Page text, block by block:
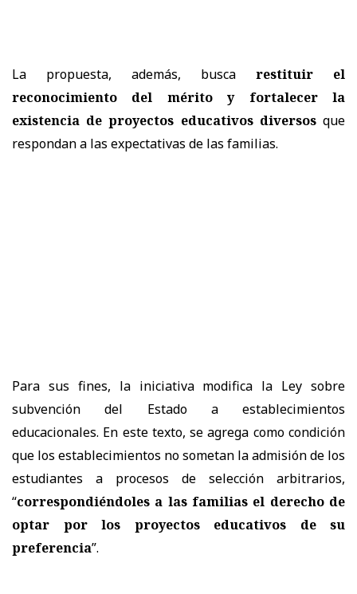
La propuesta, además, busca restituir el
reconocimiento del mérito y fortalecer la
existencia de proyectos educativos diversosque
respondan a las expectativas de las familias.
Para sus fines, la iniciativa modifica la Ley sobre
subvención del Estado a establecimientos
educacionales. En este texto, se agrega como condición
que los establecimientos no sometan la admisión de los
estudiantes a procesos de selección arbitrarios,
“correspondiéndoles a las familias el derecho de
optar por los proyectos educativos de su
preferencia”.